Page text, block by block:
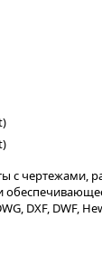
с чертежами,
DXF, DWF,